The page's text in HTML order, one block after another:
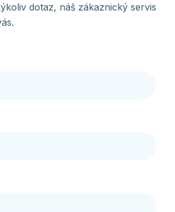
dotaz, náš zákaznický servis